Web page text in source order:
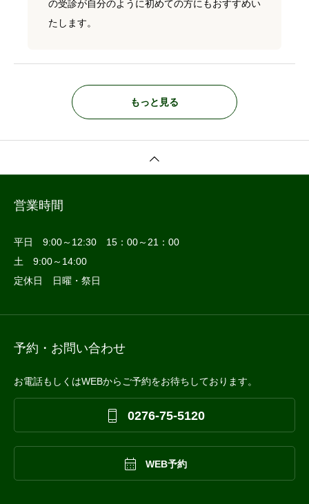
の受診が自分のように初めての方にもおすすめい
たします。
もっと見る
営業時間
平日 9:00～12:30 15：00～21：00
土 9:00～14:00
定休日 日曜・祭日
予約・お問い合わせ
お電話もしくはWEBからご予約をお待ちしております。
 0276-75-5120
 WEB予約